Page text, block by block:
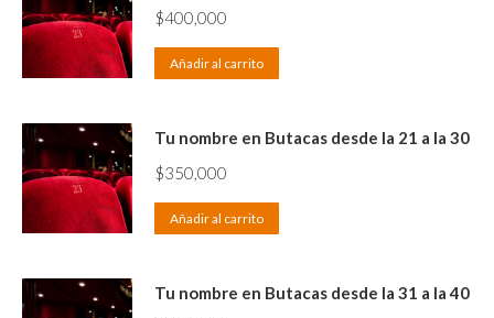
$400,000
Añadir al carrito
Tu nombre en Butacas desde la 21 a la 30
$350,000
Añadir al carrito
Tu nombre en Butacas desde la 31 a la 40